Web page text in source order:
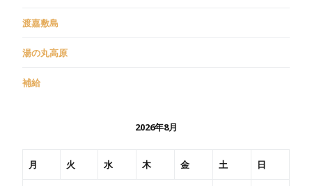
渡嘉敷島
湯の丸高原
補給
2026年8月
月 火 水 木 金 土 日